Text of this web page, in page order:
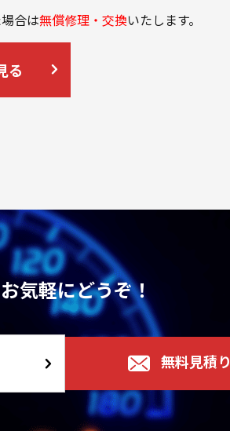
合は無償修理・交換いたします。
る
気軽にどうぞ！
無料見積り